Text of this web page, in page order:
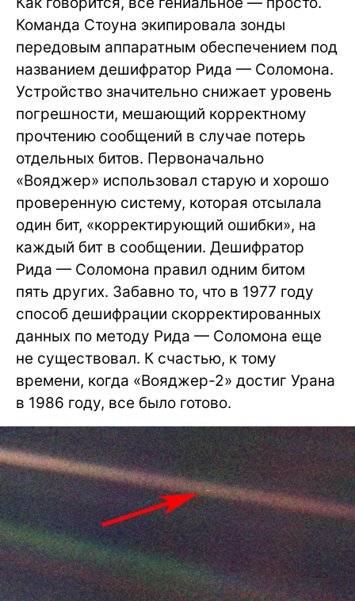
Команда Стоуна экипировала зонды
передовым аппаратным обеспечением под
названием дешифратор Рида — Соломона.
Устройство значительно снижает уровень
погрешности, мешающий корректному
прочтению сообщений в случае потерь
отдельных битов. Первоначально
«Вояджер» использовал старую и хорошо
проверенную систему, которая отсылала
один бит, «корректирующий ошибки», на
каждый бит в сообщении. Дешифратор
Рида — Соломона правил одним битом
пять других. Забавно то, что в 1977 году
способ дешифрации скорректированных
данных по методу Рида — Соломона еще
не существовал. К счастью, к тому
времени, когда «Вояджер-2» достиг Урана
в 1986 году, все было готово.